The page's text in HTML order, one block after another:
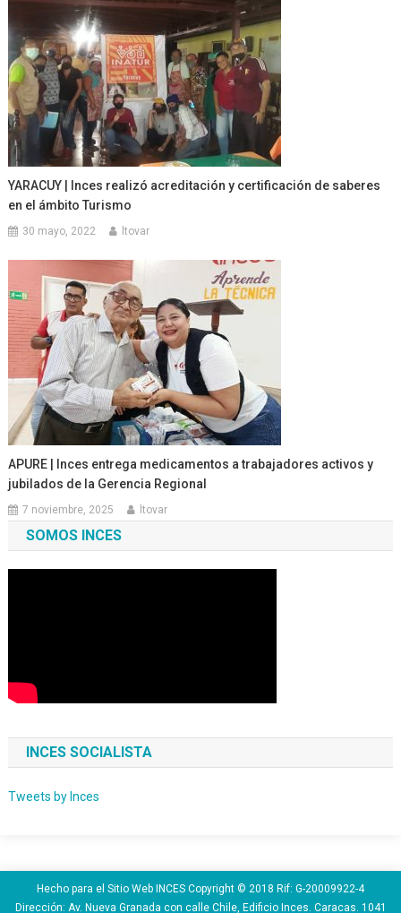
YARACUY | Inces realizó acreditación y certificación de saberes
en el ámbito Turismo
30 mayo, 2022 ltovar
APURE | Inces entrega medicamentos a trabajadores activos y
jubilados de la Gerencia Regional
7 noviembre, 2025 ltovar
SOMOS INCES
INCES SOCIALISTA
Tweets by Inces
Hecho para el Sitio Web INCES Copyright © 2018 Rif: G-20009922-4
Dirección: Av. Nueva Granada con calle Chile, Edificio Inces. Caracas. 1041